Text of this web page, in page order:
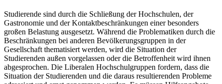
Studierende sind durch die Schließung der Hochschulen, der
Gastronomie und der Kontaktbeschränkungen einer besonders
großen Belastung ausgesetzt. Während die Problematiken durch die
Beschränkungen bei anderen Bevölkerungsgruppen in der
Gesellschaft thematisiert werden, wird die Situation der
Studierenden außen vorgelassen oder die Betroffenheit wird ihnen
abgesprochen. Die Liberalen Hochschulgruppen fordern, dass die
Situation der Studierenden und die daraus resultierenden Probleme